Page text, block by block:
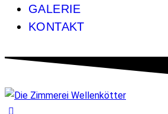
GALERIE
KONTAKT